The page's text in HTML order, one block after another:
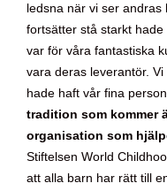
ledsna när vi ser andras
fortsätter stå starkt
var för våra fantastiska
vara deras leverantör.
hade haft vår fina
tradition som kommer
organisation som
Stiftelsen World
att alla barn har rätt till